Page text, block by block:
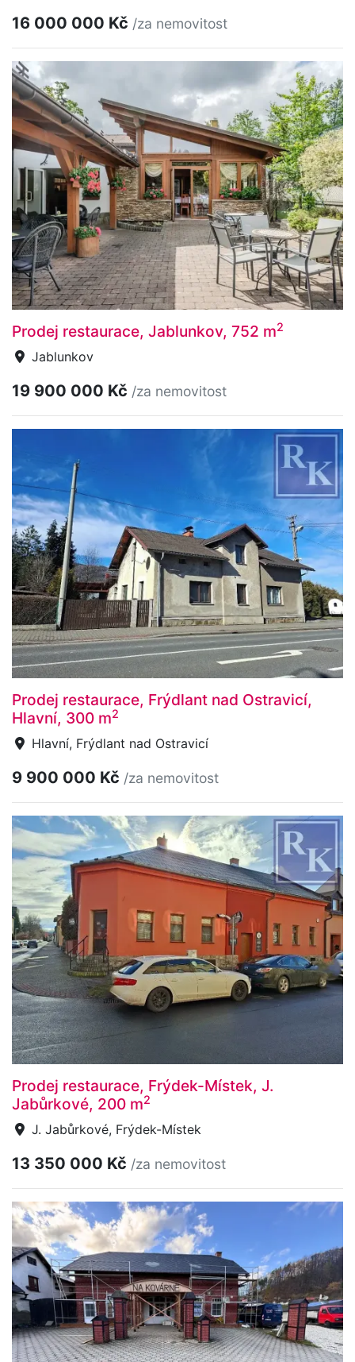
16 000 000 Kč /za nemovitost
Prodej restaurace, Jablunkov, 752 m2
Jablunkov
19 900 000 Kč /za nemovitost
Prodej restaurace, Frýdlant nad Ostravicí,
Hlavní, 300 m2
Hlavní, Frýdlant nad Ostravicí
9 900 000 Kč /za nemovitost
Prodej restaurace, Frýdek-Místek, J.
Jabůrkové, 200 m2
J. Jabůrkové, Frýdek-Místek
13 350 000 Kč /za nemovitost